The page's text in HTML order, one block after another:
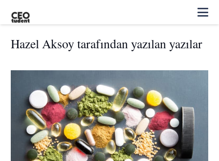
Hazel Aksoy tarafından yazılan yazılar